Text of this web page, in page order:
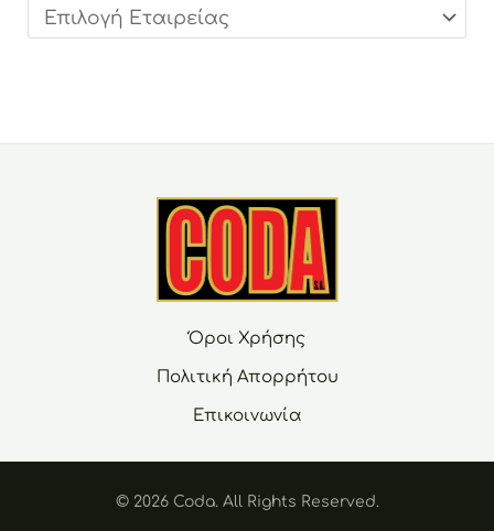
Όροι Χρήσης
Πολιτική Απορρήτου
Επικοινωνία
© 2026 Coda. Αll Rights Reserved.